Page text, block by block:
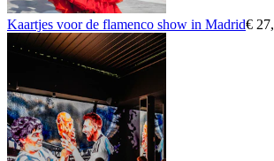
Kaartjes voor de flamenco show in Madrid€